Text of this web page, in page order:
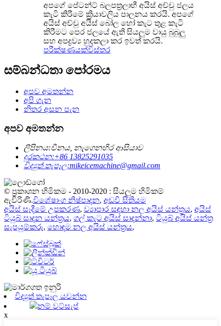
අපගේ පේටන්ට් බලපත්‍රලාභී අයිස් අච්චු ජලය
කැටි කිරීමේ ක්‍රියාවලිය පාලනය කරයි. අපගේ
අයිස් අච්චු අයිස් බෝල හෝ කැට තුළ කැටි
කිරීමට පෙර ජලයේ ඇති සියලුම වායු බුබුලු
සහ අපද්‍රව්‍ය හුදකලා කර ඉවත් කරයි.
පරීක්ෂණයක්විස්තර
සම්බන්ධතා පෝරමය
අපව අමතන්න
අපි ගැන
නිතර අසන පැන
අපව අමතන්න
ලිපිනය:චීනය, නැගෙනහිර ආසියාව
දුරකථන:+86 13825291035
විද්‍යුත් තැපෑල:mikeicemachine@gmail.com
© ප්‍රකාශන හිමිකම - 2010-2020 : සියලුම හිමිකම්
ඇවිරිණි.විශේෂාංග නිෂ්පාදන, අඩවි සිතියම
අයිස් සෑදීමේ උපකරණ, ව්‍යාපාර සඳහා නල අයිස් යන්ත්‍රය, අයිස්
ටියුබ් සාදන යන්ත්‍රය, ගල් කැට අයිස් සාදන්නා, ටියුබ් අයිස් යන්ත්‍ර
සැපයුම්කරු, හොඳම නල අයිස් යන්ත්‍රය,
විද්‍යුත් තැපෑල යවන්න
නම් වට්සැප්
x